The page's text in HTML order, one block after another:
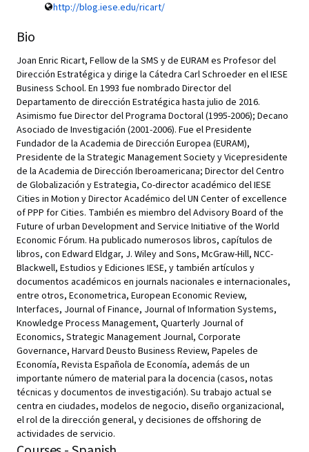
http://blog.iese.edu/ricart/
Bio
Joan Enric Ricart, Fellow de la SMS y de EURAM es Profesor del
Dirección Estratégica y dirige la Cátedra Carl Schroeder en el IESE
Business School. En 1993 fue nombrado Director del
Departamento de dirección Estratégica hasta julio de 2016.
Asimismo fue Director del Programa Doctoral (1995-2006); Decano
Asociado de Investigación (2001-2006). Fue el Presidente
Fundador de la Academia de Dirección Europea (EURAM),
Presidente de la Strategic Management Society y Vicepresidente
de la Academia de Dirección Iberoamericana; Director del Centro
de Globalización y Estrategia, Co-director académico del IESE
Cities in Motion y Director Académico del UN Center of excellence
of PPP for Cities. También es miembro del Advisory Board of the
Future of urban Development and Service Initiative of the World
Economic Fórum. Ha publicado numerosos libros, capítulos de
libros, con Edward Eldgar, J. Wiley and Sons, McGraw-Hill, NCC-
Blackwell, Estudios y Ediciones IESE, y también artículos y
documentos académicos en journals nacionales e internacionales,
entre otros, Econometrica, European Economic Review,
Interfaces, Journal of Finance, Journal of Information Systems,
Knowledge Process Management, Quarterly Journal of
Economics, Strategic Management Journal, Corporate
Governance, Harvard Deusto Business Review, Papeles de
Economía, Revista Española de Economía, además de un
importante número de material para la docencia (casos, notas
técnicas y documentos de investigación). Su trabajo actual se
centra en ciudades, modelos de negocio, diseño organizacional,
el rol de la dirección general, y decisiones de offshoring de
actividades de servicio.